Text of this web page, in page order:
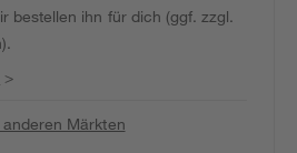
bestellen ihn für dich (ggf. zzgl.
>
Märkten